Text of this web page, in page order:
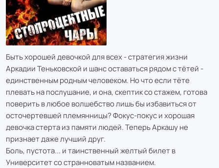
Быть хорошей девочкой для всех - стратегия жизни
Аркадии Теньковской и шанс оставаться рядом с тётей -
единственным родным человеком. Но что если тёте
плевать на послушание, и она, скептик со стажем, готова
поверить в любое волшебство лишь бы избавиться от
осточертевшей племянницы? Фокус-покус и хорошая
девочка стерта из памяти людей. Теперь Аркашу не
признает даже лучший друг.
Боль, пустота... и таинственный желтый билет в
Университет со странноватым названием.